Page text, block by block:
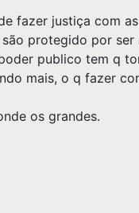
fazer justiça com
protegido por ser
publico tem q
mais, o q fazer
os grandes.